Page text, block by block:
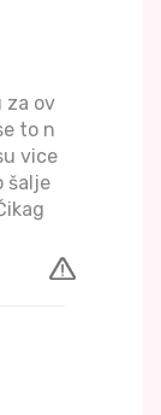
za ov
to n
vice
šalje